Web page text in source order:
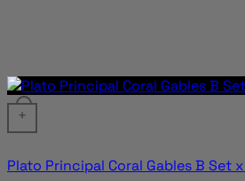
+
Plato Principal Coral Gables B Set